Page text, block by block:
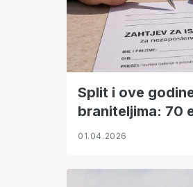
Split i ove
braniteljima: 70
01.04.2026